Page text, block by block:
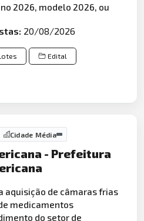
2026, modelo 2026, ou
20/08/2026
Edital
Cidade Média
- Prefeitura
aquisição de câmaras frias
medicamentos
do setor de